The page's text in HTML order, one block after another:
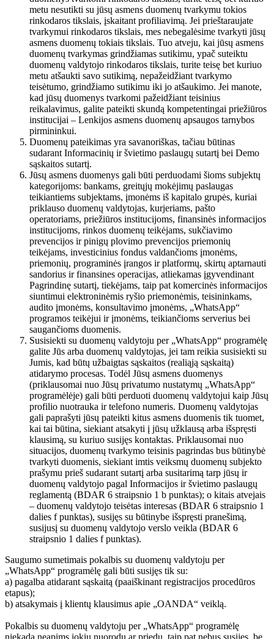
metu nesutikti su jūsų asmens duomenų tvarkymu tokios
rinkodaros tikslais, įskaitant profiliavimą. Jei prieštaraujate
tvarkymui rinkodaros tikslais, mes nebegalėsime tvarkyti jūsų
asmens duomenų tokiais tikslais. Tuo atveju, kai jūsų asmens
duomenų tvarkymas grindžiamas sutikimu, ypač suteiktu
duomenų valdytojo rinkodaros tikslais, turite teisę bet kuriuo
metu atšaukti savo sutikimą, nepažeidžiant tvarkymo
teisėtumo, grindžiamo sutikimu iki jo atšaukimo. Jei manote,
kad jūsų duomenys tvarkomi pažeidžiant teisinius
reikalavimus, galite pateikti skundą kompetentingai priežiūros
institucijai – Lenkijos asmens duomenų apsaugos tarnybos
pirmininkui.
Duomenų pateikimas yra savanoriškas, tačiau būtinas
sudarant Informacinių ir švietimo paslaugų sutartį bei Demo
sąskaitos sutartį.
Jūsų asmens duomenys gali būti perduodami šioms subjektų
kategorijoms: bankams, greitųjų mokėjimų paslaugas
teikiantiems subjektams, įmonėms iš kapitalo grupės, kuriai
priklauso duomenų valdytojas, kurjeriams, pašto
operatoriams, priežiūros institucijoms, finansinės informacijos
institucijoms, rinkos duomenų teikėjams, sukčiavimo
prevencijos ir pinigų plovimo prevencijos priemonių
teikėjams, investicinius fondus valdančioms įmonėms,
priemonių, programinės įrangos ir platformų, skirtų aptarnauti
sandorius ir finansines operacijas, atliekamas įgyvendinant
Pagrindinę sutartį, tiekėjams, taip pat komercinės informacijos
siuntimui elektroninėmis ryšio priemonėmis, teisininkams,
audito įmonėms, konsultavimo įmonėms, „WhatsApp“
programos teikėjui ir įmonėms, teikiančioms serverius bei
saugančioms duomenis.
Susisiekti su duomenų valdytoju per „WhatsApp“ programėlę
galite Jūs arba duomenų valdytojas, jei tam reikia susisiekti su
Jumis, kad būtų užbaigtas sąskaitos (realiąją sąskaitą)
atidarymo procesas. Todėl Jūsų asmens duomenys
(priklausomai nuo Jūsų privatumo nustatymų „WhatsApp“
programėlėje) gali būti perduoti duomenų valdytojui kaip Jūsų
profilio nuotrauka ir telefono numeris. Duomenų valdytojas
gali paprašyti jūsų pateikti kitus asmens duomenis tik tuomet,
kai tai būtina, siekiant atsakyti į jūsų užklausą arba išspręsti
klausimą, su kuriuo susijęs kontaktas. Priklausomai nuo
situacijos, duomenų tvarkymo teisinis pagrindas bus būtinybė
tvarkyti duomenis, siekiant imtis veiksmų duomenų subjekto
prašymu prieš sudarant sutartį arba susitarimą tarp jūsų ir
duomenų valdytojo pagal Informacijos ir švietimo paslaugų
reglamentą (BDAR 6 straipsnio 1 b punktas); o kitais atvejais
– duomenų valdytojo teisėtas interesas (BDAR 6 straipsnio 1
dalies f punktas), susijęs su būtinybe išspręsti pranešimą,
susijusį su duomenų valdytojo verslo veikla (BDAR 6
straipsnio 1 dalies f punktas).
Saugumo sumetimais pokalbis su duomenų valdytoju per
„WhatsApp“ programėlę gali būti susijęs tik su:
a) pagalba atidarant sąskaitą (paaiškinant registracijos procedūros
etapus);
b) atsakymais į klientų klausimus apie „OANDA“ veiklą.
Pokalbis su duomenų valdytoju per „WhatsApp“ programėlę
niekada neapims jokių nuorodų ar priedų, taip pat nebus susijęs, be